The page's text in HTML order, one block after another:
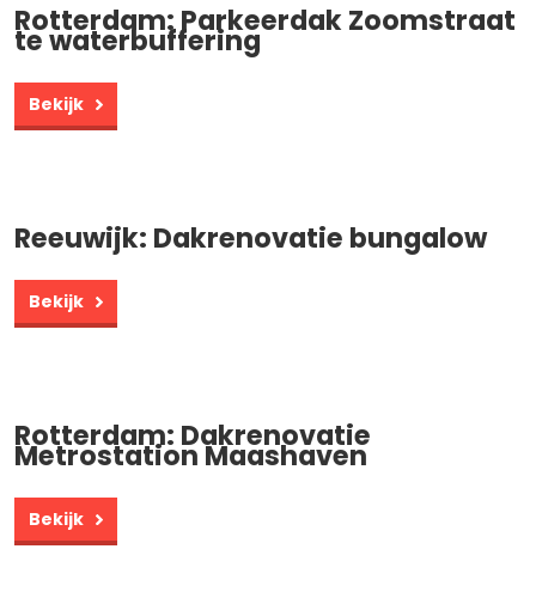
Rotterdam: Parkeerdak Zoomstraat
te waterbuffering
Bekijk
Reeuwijk: Dakrenovatie bungalow
Bekijk
Rotterdam: Dakrenovatie
Metrostation Maashaven
Bekijk